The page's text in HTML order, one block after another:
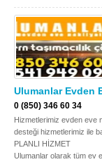
Tekirdağ
Trabzon
Uşak
Yalova
Zonguldak
MÜŞTERİ TALEPLERİ
Ulumanlar Evden
0 (850) 346 60 34
Hizmetlerimiz evden eve
desteği hizmetlerimiz ile
PLANLI HİZMET
Ulumanlar olarak tüm ev